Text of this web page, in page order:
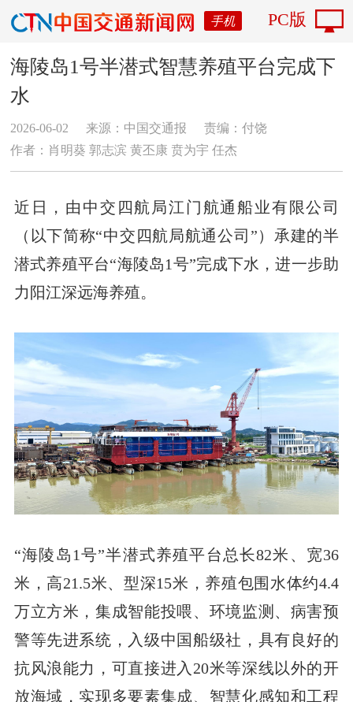
手机 PC版
海陵岛1号半潜式智慧养殖平台完成下
水
2026-06-02 来源：中国交通报
责编：付饶
作者：肖明葵 郭志滨 黄丕康 贲为宇 任杰
近日，由中交四航局江门航通船业有限公司
（以下简称“中交四航局航通公司”）承建的半
潜式养殖平台“海陵岛1号”完成下水 ，进一步助
力阳江深远海养殖。
“海陵岛1号”半潜式养殖平台总长82米、宽36
米，高21.5米、型深15米，养殖包围水体约4.4
万立方米，集成智能投喂、环境监测、病害预
警等先进系统，入级中国船级社，具有良好的
抗风浪能力，可直接进入20米等深线以外的开
放海域，实现多要素集成、智慧化感知和工程